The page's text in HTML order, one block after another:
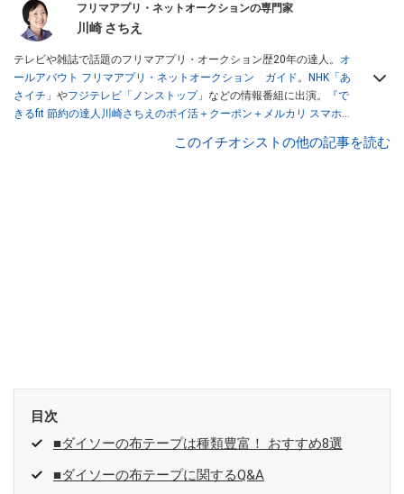
フリマアプリ・ネットオークションの専門家
川崎 さちえ
テレビや雑誌で話題のフリマアプリ・オークション歴20年の達人。 オ
ールアバウト フリマアプリ・ネットオークション ガイド。
NHK「あ
さイチ」 やフジテレビ「ノンストップ」 などの情報番組に出演。
『で
きるfit 節約の達人川崎さちえのポイ活＋クーポン＋メルカリ スマホで
スマホ1つでスキマ時間に効率的に稼ぐ！』（翔泳社刊） ほか著書多
このイチオシストの他の記事を読む
目次
■ダイソーの布テープは種類豊富！ おすすめ8選
■ダイソーの布テープに関するQ&A